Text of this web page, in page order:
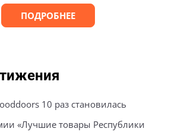
ПОДРОБНЕЕ
10 раз становилась
«Лучшие товары Республики